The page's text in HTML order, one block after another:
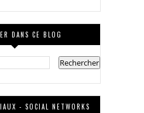
DANS CE BLOG
- SOCIAL NETWORKS